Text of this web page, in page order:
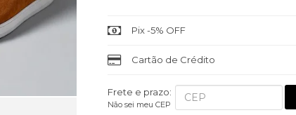
Pix -5% OFF
Cartão de Crédito
Frete e prazo:
Não sei meu CEP